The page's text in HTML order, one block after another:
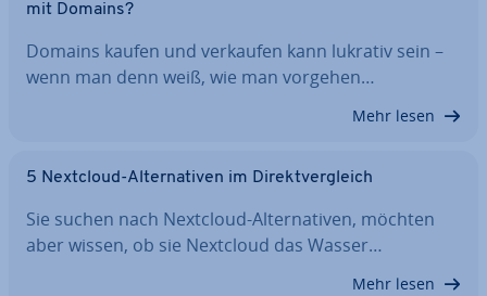
mit Domains?
Domains kaufen und verkaufen kann lukrativ sein –
wenn man denn weiß, wie man vorgehen…
Mehr lesen
5 Nextcloud-Al­ter­na­ti­ven im Di­rekt­ver­gleich
Sie suchen nach Nextcloud-Al­ter­na­ti­ven, möchten
aber wissen, ob sie Nextcloud das Wasser…
Mehr lesen